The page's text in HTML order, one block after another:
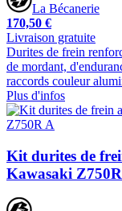
La Bécanerie
170,50 €
Livraison gratuite
Durites de frein
de mordant,
raccords couleur
Plus d'infos
Kit durites de
Kawasaki